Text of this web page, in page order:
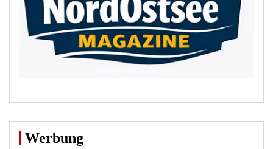
Werbung